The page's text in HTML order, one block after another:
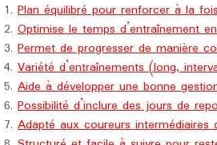
Plan équilibré pour renforcer à la
Optimise le temps d’entraînement
Permet de progresser de manière
Variété d’entraînements (long,
Aide à développer une bonne
Possibilité d’inclure des jours de
Adapté aux coureurs